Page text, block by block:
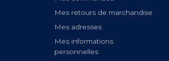
Mes retours de marchandise
Mes adresses
Mes informations
personnelles